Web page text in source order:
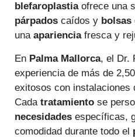
blefaroplastiaofrece una
párpados caídos y bolsas
una aparienciafresca y
En Palma Mallorca, el Dr.
experiencia de más de
exitosos con instalaciones
Cada tratamiento se
necesidades específicas,
comodidad durante todo el